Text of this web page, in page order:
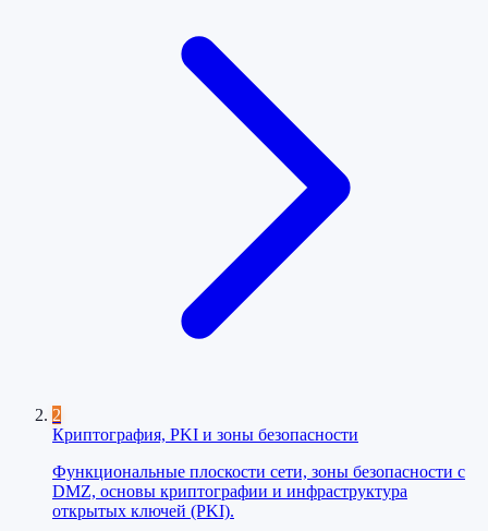
2
Криптография, PKI и зоны безопасности
Функциональные плоскости сети, зоны безопасности с
DMZ, основы криптографии и инфраструктура
открытых ключей (PKI).